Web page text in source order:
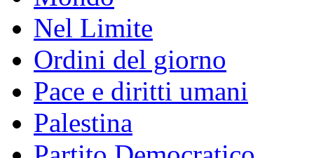
Nel Limite
Ordini del giorno
Pace e diritti umani
Palestina